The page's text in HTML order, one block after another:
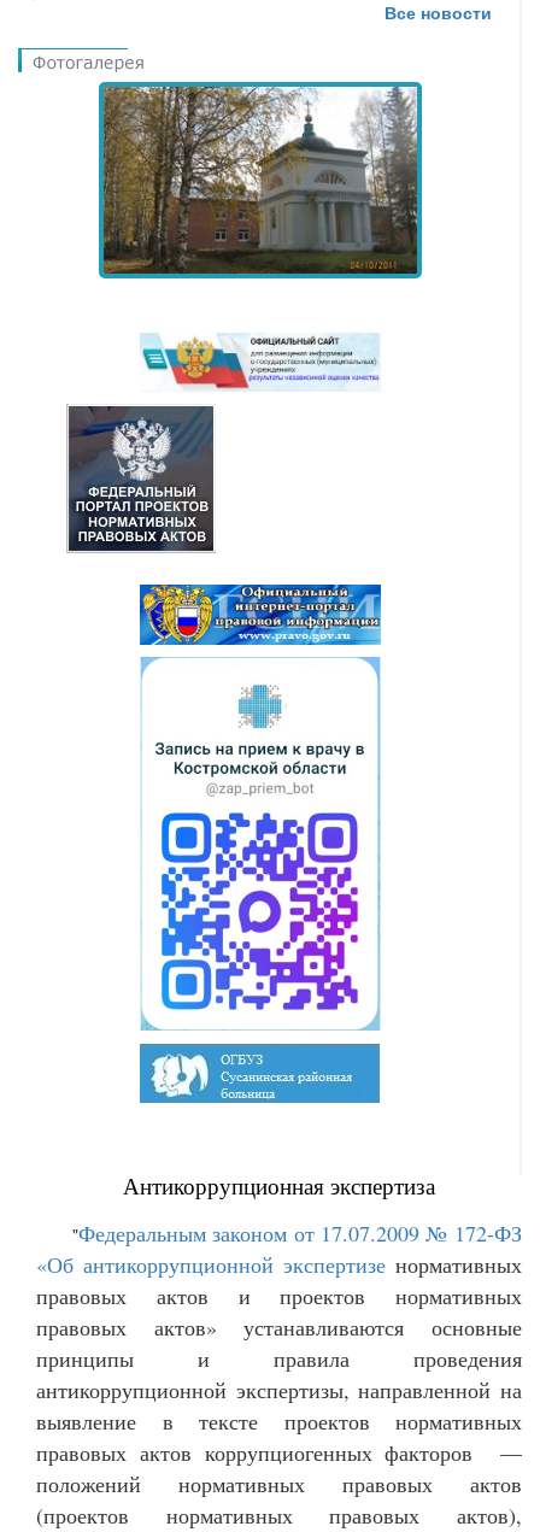
Все новости
Антикоррупционная экспертиза
"Федеральным законом от 17.07.2009 № 172-ФЗ
«Об антикоррупционной экспертизе нормативных
правовых актов и проектов нормативных
правовых актов» устанавливаются основные
принципы и правила проведения
антикоррупционной экспертизы, направленной на
выявление в тексте проектов нормативных
правовых актов коррупциогенных факторов —
положений нормативных правовых актов
(проектов нормативных правовых актов),